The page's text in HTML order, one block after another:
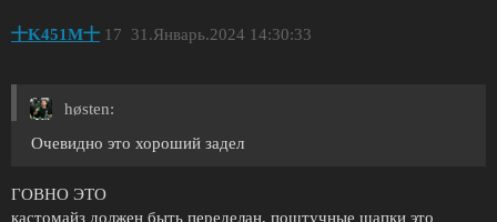
十K451M十 31.Январь.2024 14:30:33
17
høsten:
Очевидно это хороший задел
ГОВНО ЭТО
кастомайз должен быть переделан, поштучные шапки это